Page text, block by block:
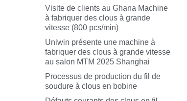
Visite de clients au Ghana Machine
à fabriquer des clous à grande
vitesse (800 pcs/min)
Uniwin présente une machine à
fabriquer des clous à grande vitesse
au salon MTM 2025 Shanghai
Processus de production du fil de
soudure à clous en bobine